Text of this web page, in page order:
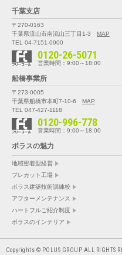
千葉支店
〒270-0163
千葉県流山市南流山三丁目1-3
MAP
TEL 04-7151-0900
0120-26-5071
営業時間：9:00～18:00
船橋事業所
〒273-0005
千葉県船橋市本町7-10-6
MAP
TEL 047-427-1118
0120-996-778
営業時間：9:00～18:00
ポラスの魅力
地域密着型経営
プレカット工場
ポラス建築技術訓練校
アフターメンテナンス
ハートフルご紹介制度
ポラスのインテリア
Copyrights © POLUS GROUP ALL RIGHTS